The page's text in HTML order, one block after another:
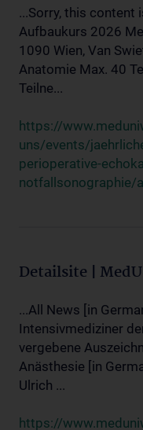
...Sorry, this content
Aufbaukurs 2026
1090 Wien, Van
Anatomie Max. 40
Teilne...
https://
uns/events/
perioperative-
notfallsonographie/
Detailsite |
...All News [in
Intensivmediziner
vergebene
Anästhesie [in
Ulrich ...
https://